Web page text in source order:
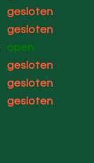
gesloten
gesloten
open
gesloten
gesloten
gesloten